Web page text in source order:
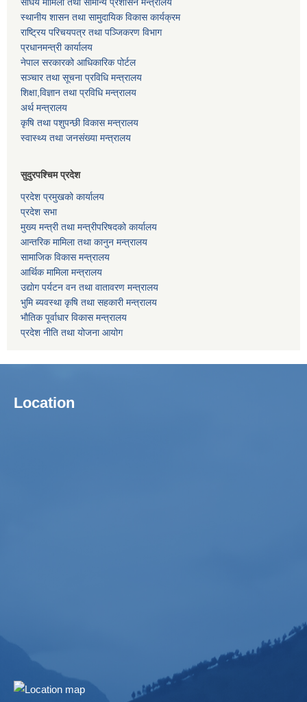
संघिय मामिला तथा सामान्य प्रशासन मन्त्रालय
स्थानीय शासन तथा सामुदायिक विकास कार्यक्रम
राष्ट्रिय परिचयपत्र तथा पञ्जिकरण विभाग
प्रधानमन्त्री कार्यालय
नेपाल सरकारको आधिकारिक पोर्टल
सञ्‍चार तथा सूचना प्रविधि मन्त्रालय
शिक्षा,विज्ञान तथा प्रविधि मन्त्रालय
अर्थ मन्त्रालय
कृषि तथा पशुपन्छी विकास मन्त्रालय
स्वास्थ्य तथा जनसंख्या मन्त्रालय
सुदुरपश्चिम प्रदेश
प्रदेश प्रमुखको कार्यालय
प्रदेश सभा
मुख्य मन्त्री तथा मन्त्रीपरिषदको कार्यालय
आन्तरिक मामिला तथा कानुन मन्त्रालय
सामाजिक विकास मन्त्रालय
आर्थिक मामिला मन्त्रालय
उद्याेग पर्यटन वन तथा वातावरण मन्त्रालय
भुमि ब्यवस्था कृषि तथा सहकारी मन्त्रालय
भाैतिक पूर्वाधार विकास मन्त्रालय
प्रदेश नीति तथा योजना आयोग
Location